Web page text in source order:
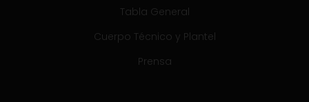
Tabla General
Cuerpo Técnico y Plantel
Prensa